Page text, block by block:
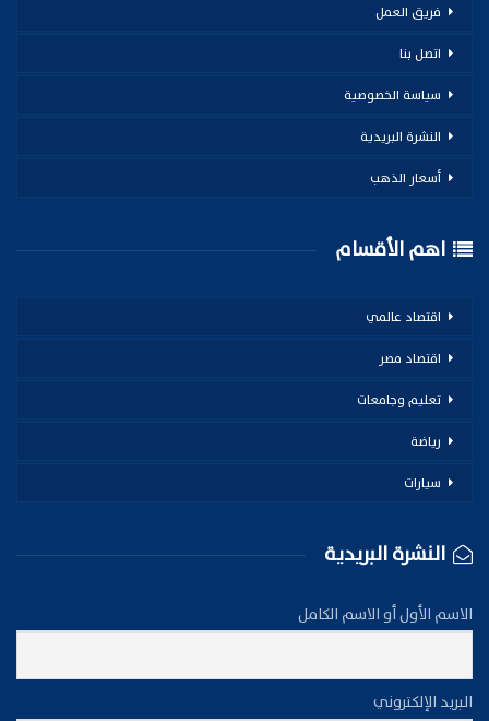
فريق العمل
اتصل بنا
سياسة الخصوصية
النشرة البريدية
أسعار الذهب
اهم الأقسام
اقتصاد عالمي
اقتصاد مصر
تعليم وجامعات
رياضة
سيارات
النشرة البريدية
الاسم الأول أو الاسم الكامل
البريد الإلكتروني